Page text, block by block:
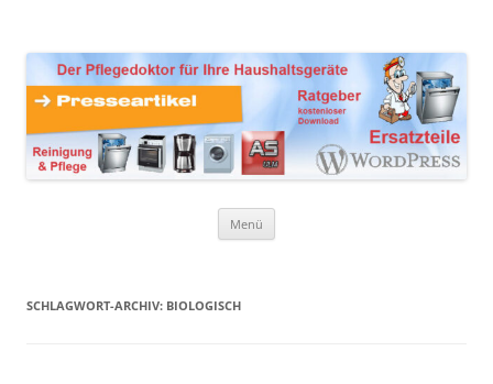
Haushaltsgeräte
Reinigungsprodukte und Pflegemittel
Menü
SCHLAGWORT-ARCHIV: BIOLOGISCH